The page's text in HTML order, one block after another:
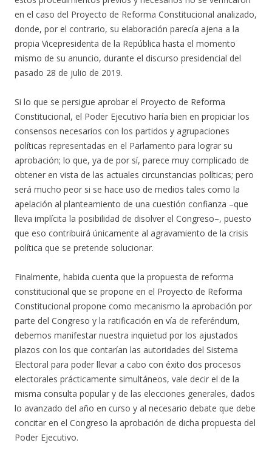
en el caso del Proyecto de Reforma Constitucional analizado,
donde, por el contrario, su elaboración parecía ajena a la
propia Vicepresidenta de la República hasta el momento
mismo de su anuncio, durante el discurso presidencial del
pasado 28 de julio de 2019.
Si lo que se persigue aprobar el Proyecto de Reforma
Constitucional, el Poder Ejecutivo haría bien en propiciar los
consensos necesarios con los partidos y agrupaciones
políticas representadas en el Parlamento para lograr su
aprobación; lo que, ya de por sí, parece muy complicado de
obtener en vista de las actuales circunstancias políticas; pero
será mucho peor si se hace uso de medios tales como la
apelación al planteamiento de una cuestión confianza –que
lleva implícita la posibilidad de disolver el Congreso–, puesto
que eso contribuirá únicamente al agravamiento de la crisis
política que se pretende solucionar.
Finalmente, habida cuenta que la propuesta de reforma
constitucional que se propone en el Proyecto de Reforma
Constitucional propone como mecanismo la aprobación por
parte del Congreso y la ratificación en vía de referéndum,
debemos manifestar nuestra inquietud por los ajustados
plazos con los que contarían las autoridades del Sistema
Electoral para poder llevar a cabo con éxito dos procesos
electorales prácticamente simultáneos, vale decir el de la
misma consulta popular y de las elecciones generales, dados
lo avanzado del año en curso y al necesario debate que debe
concitar en el Congreso la aprobación de dicha propuesta del
Poder Ejecutivo.